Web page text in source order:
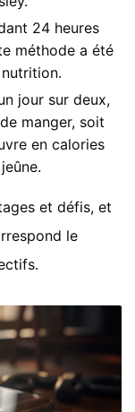
24 heures
méthode a été
jour sur deux,
manger, soit
en calories
et défis, et
le